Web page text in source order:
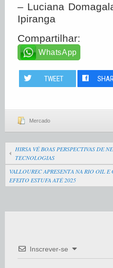
– Luciana
Ipiranga
Compartilhar:
WhatsApp
TWEET
Mercado
HIRSA VÊ BOAS PERSPECTIVAS DE
TECNOLOGIAS
VALLOUREC APRESENTA NA RIO OIL E
EFEITO ESTUFA ATÉ 2025
Inscrever-se